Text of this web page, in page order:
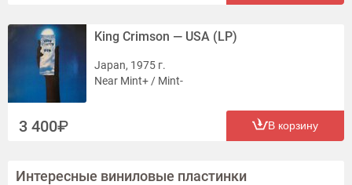
King Crimson — USA (LP)
Japan, 1975 г.
Near Mint+ / Mint-
3 400 В корзину
Интересные виниловые пластинки